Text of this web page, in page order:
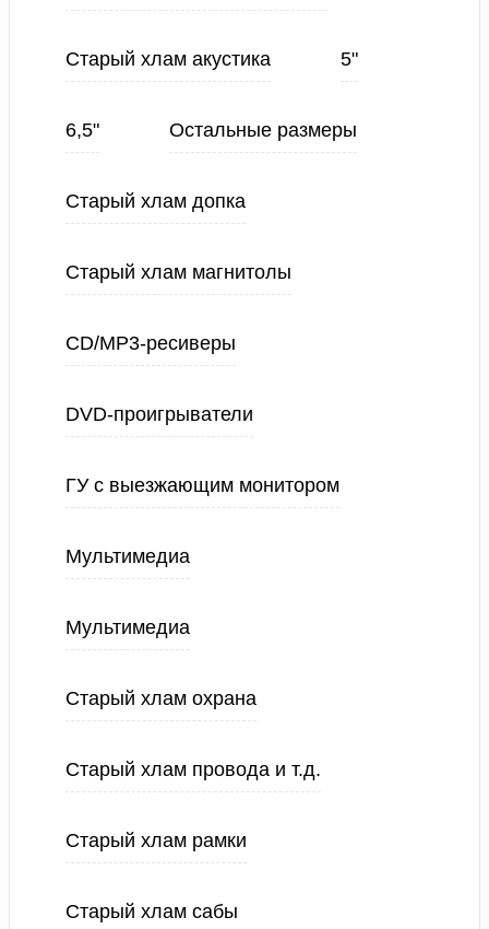
Старый хлам акустика 5"
6,5" Остальные размеры
Старый хлам допка
Старый хлам магнитолы
CD/MP3-ресиверы
DVD-проигрыватели
ГУ с выезжающим монитором
Мультимедиа
Мультимедиа
Старый хлам охрана
Старый хлам провода и т.д.
Старый хлам рамки
Старый хлам сабы